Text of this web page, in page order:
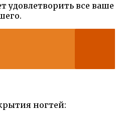
удовлетворить все ваше
ногтей: